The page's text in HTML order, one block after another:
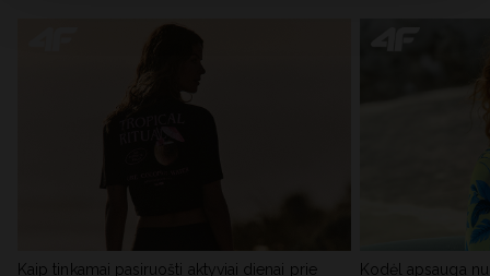
Kaip tinkamai pasiruošti aktyviai dienai prie
Kodėl apsauga